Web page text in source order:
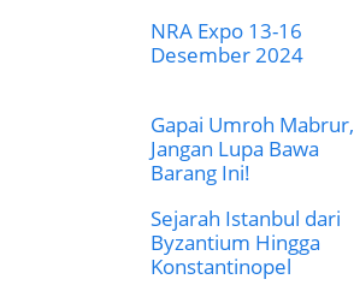
NRA Expo 13-16
Desember 2024
Gapai Umroh Mabrur,
Jangan Lupa Bawa
Barang Ini!
Sejarah Istanbul dari
Byzantium Hingga
Konstantinopel